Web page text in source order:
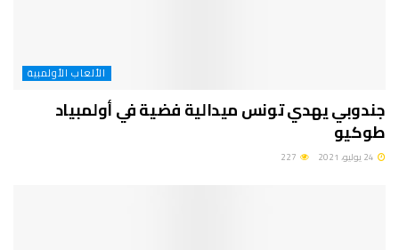
الألعاب الأولمبية
جندوبي يهدي تونس ميدالية فضية في أولمبياد
طوكيو